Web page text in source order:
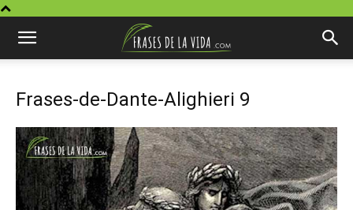
Frases-de-Dante-Alighieri 9